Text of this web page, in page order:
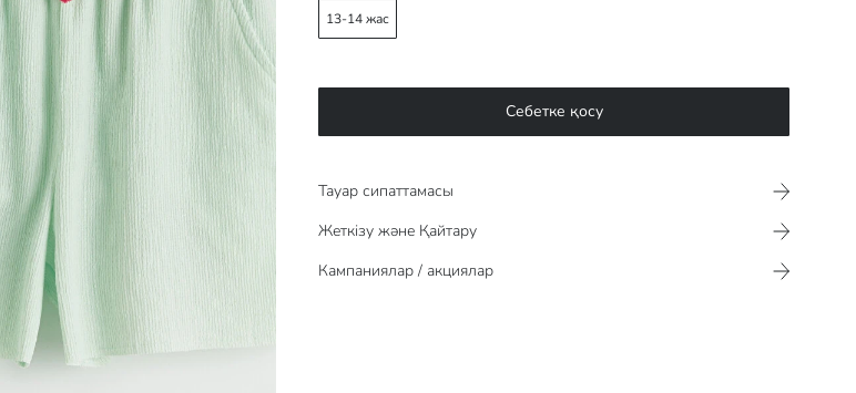
13-14 жас
Себетке қосу
Тауар сипаттамасы​​​​​
Жеткізу және Қайтару
Кампаниялар / акциялар